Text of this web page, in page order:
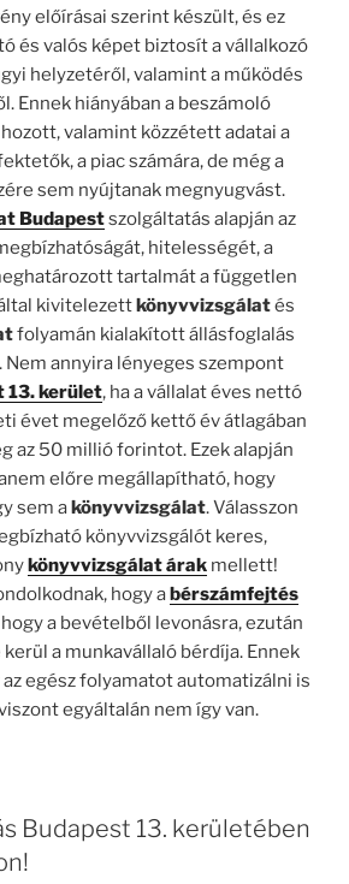
előírásai szerint készült, és ez
és valós képet biztosít a vállalkozó
helyzetéről, valamint a működés
Ennek hiányában a beszámoló
valamint közzétett adatai a
a piac számára, de még a
sem nyújtanak megnyugvást.
Budapestszolgáltatás alapján az
hitelességét, a
tartalmát a független
kivitelezettkönyvvizsgálatés
folyamán kialakított állásfoglalás
Nem annyira lényeges szempont
13. kerület, ha a vállalat éves nettó
évet megelőző kettő év átlagában
az 50 millió forintot. Ezek alapján
előre megállapítható, hogy
sem akönyvvizsgálat. Válasszon
könyvvizsgálót keres,
könyvvizsgálat árak mellett!
hogy abérszámfejtés
a bevételből levonásra, ezután
a munkavállaló bérdíja. Ennek
az egész folyamatot automatizálni is
egyáltalán nem így van.
Budapest 13. kerületében